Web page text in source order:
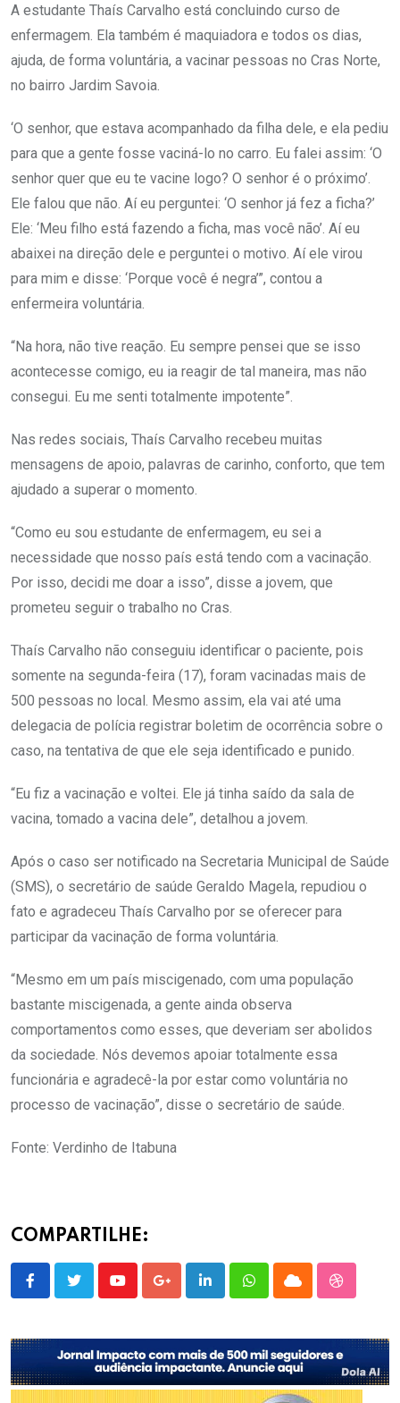
A estudante Thaís Carvalho está concluindo curso de
enfermagem. Ela também é maquiadora e todos os dias,
ajuda, de forma voluntária, a vacinar pessoas no Cras Norte,
no bairro Jardim Savoia.
‘O senhor, que estava acompanhado da filha dele, e ela pediu
para que a gente fosse vaciná-lo no carro. Eu falei assim: ‘O
senhor quer que eu te vacine logo? O senhor é o próximo’.
Ele falou que não. Aí eu perguntei: ‘O senhor já fez a ficha?’
Ele: ‘Meu filho está fazendo a ficha, mas você não’. Aí eu
abaixei na direção dele e perguntei o motivo. Aí ele virou
para mim e disse: ‘Porque você é negra’”, contou a
enfermeira voluntária.
“Na hora, não tive reação. Eu sempre pensei que se isso
acontecesse comigo, eu ia reagir de tal maneira, mas não
consegui. Eu me senti totalmente impotente”.
Nas redes sociais, Thaís Carvalho recebeu muitas
mensagens de apoio, palavras de carinho, conforto, que tem
ajudado a superar o momento.
“Como eu sou estudante de enfermagem, eu sei a
necessidade que nosso país está tendo com a vacinação.
Por isso, decidi me doar a isso”, disse a jovem, que
prometeu seguir o trabalho no Cras.
Thaís Carvalho não conseguiu identificar o paciente, pois
somente na segunda-feira (17), foram vacinadas mais de
500 pessoas no local. Mesmo assim, ela vai até uma
delegacia de polícia registrar boletim de ocorrência sobre o
caso, na tentativa de que ele seja identificado e punido.
“Eu fiz a vacinação e voltei. Ele já tinha saído da sala de
vacina, tomado a vacina dele”, detalhou a jovem.
Após o caso ser notificado na Secretaria Municipal de Saúde
(SMS), o secretário de saúde Geraldo Magela, repudiou o
fato e agradeceu Thaís Carvalho por se oferecer para
participar da vacinação de forma voluntária.
“Mesmo em um país miscigenado, com uma população
bastante miscigenada, a gente ainda observa
comportamentos como esses, que deveriam ser abolidos
da sociedade. Nós devemos apoiar totalmente essa
funcionária e agradecê-la por estar como voluntária no
processo de vacinação”, disse o secretário de saúde.
Fonte: Verdinho de Itabuna
COMPARTILHE:
YoutubeGoogle+LinkedInWhatsappCloud